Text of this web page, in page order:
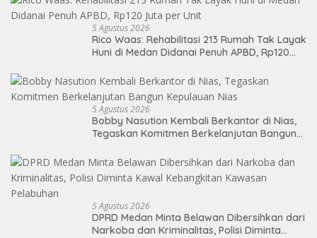
5 Agustus 2026
Rico Waas: Rehabilitasi 213 Rumah Tak Layak
Huni di Medan Didanai Penuh APBD, Rp120
5 Agustus 2026
Bobby Nasution Kembali Berkantor di Nias,
Tegaskan Komitmen Berkelanjutan Bangun
5 Agustus 2026
DPRD Medan Minta Belawan Dibersihkan dari
Narkoba dan Kriminalitas, Polisi Diminta